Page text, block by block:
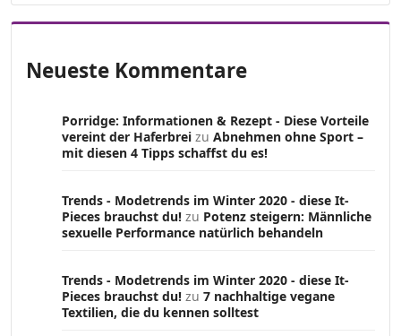
Neueste Kommentare
Porridge: Informationen & Rezept - Diese Vorteile
vereint der Haferbrei zu Abnehmen ohne Sport –
mit diesen 4 Tipps schaffst du es!
Trends - Modetrends im Winter 2020 - diese It-
Pieces brauchst du! zu Potenz steigern: Männliche
sexuelle Performance natürlich behandeln
Trends - Modetrends im Winter 2020 - diese It-
Pieces brauchst du! zu 7 nachhaltige vegane
Textilien, die du kennen solltest